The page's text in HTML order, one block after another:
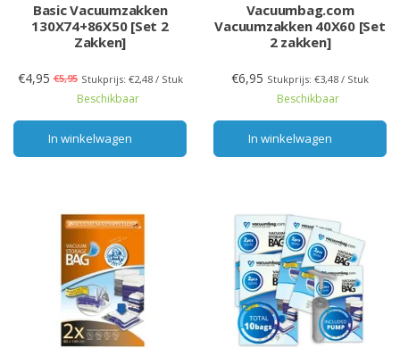
Basic Vacuumzakken
130X74+86X50 [Set 2
Zakken]
€4,95 €5,95 Stukprijs: €2,48 / Stuk
Beschikbaar
In winkelwagen
Vacuumbag.com
Vacuumzakken 40X60 [Set
2 zakken]
€6,95 Stukprijs: €3,48 / Stuk
Beschikbaar
In winkelwagen